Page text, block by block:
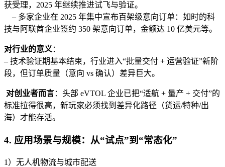
获受理，2025 年继续推进试飞与验证。
– 多家企业在 2025 年集中宣布百架级意向订单：如时的科
技与阿联酋企业签约 350 架意向订单，金额达 10 亿美元等。
对行业的意义 ：
– 技术验证期基本结束，行业进入“批量交付 + 运营验证”新阶
段，但订单质量（意向 vs 确认）差异巨大。
对创业者而言：头部 eVTOL 企业已把“适航 + 量产 + 交付”的
标准拉得很高，新玩家必须找到差异化路径（货运/特种/出
海）才能存活。
4. 应用场景与规模：从“试点”到“常态化”
1）无人机物流与城市配送